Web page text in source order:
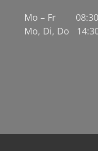
Mo – Fr 08:30
Mo, Di, Do